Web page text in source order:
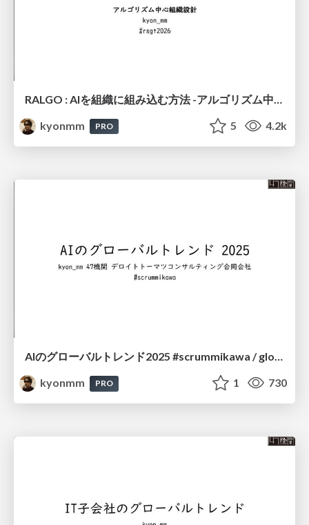
RALGO : AIを組織に組み込む方法 -アルゴリズム中心組織設計- #RSGT2026 / RALGO: How to Integrate AI into an Organization – Algorithm-Centric Organizational Design
kyonmm
PRO 5 4.2k
AIのグローバルトレンド2025 #scrummikawa / global ai trend
kyonmm
PRO 1 730